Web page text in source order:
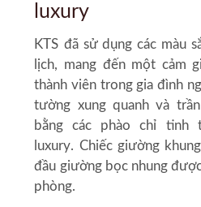
luxury
KTS đã sử dụng các màu
lịch, mang đến một cảm
thành viên trong gia đình
tường xung quanh và
bằng các phào chỉ tinh
luxury. Chiếc giường
đầu giường bọc nhung
phòng.